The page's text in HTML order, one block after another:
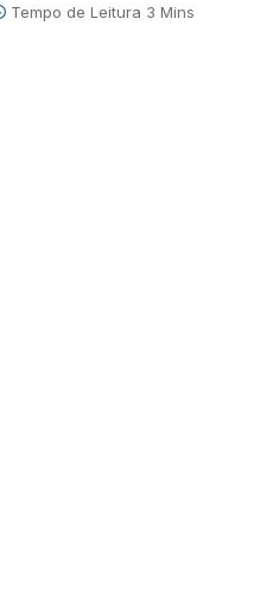
Tempo de Leitura 3 Mins